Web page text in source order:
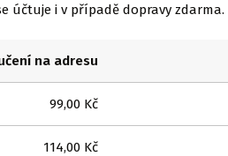
účtuje i v případě dopravy zdarma.
na adresu
99,00 Kč
114,00 Kč